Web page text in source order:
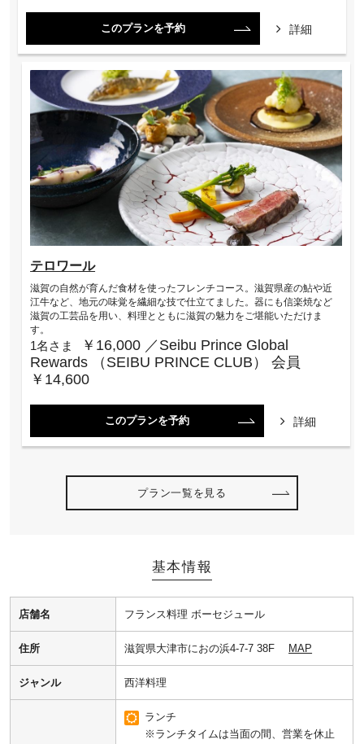
このプランを予約 詳細
テロワール
滋賀の自然が育んだ食材を使ったフレンチコース。滋賀県産の鮎や近
江牛など、地元の味覚を繊細な技で仕立てました。器にも信楽焼など
滋賀の工芸品を用い、料理とともに滋賀の魅力をご堪能いただけま
す。
1名さま
￥16,000 ／Seibu Prince Global
Rewards （SEIBU PRINCE CLUB） 会員
￥14,600
このプランを予約 詳細
プラン一覧を見る
基本情報
店舗名 フランス料理 ボーセジュール
住所 滋賀県大津市におの浜4-7-7 38F MAP
ジャンル 西洋料理
ランチ
※ランチタイムは当面の間、営業を休止